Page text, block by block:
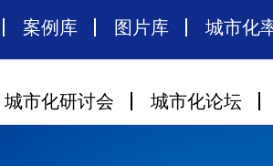
案例库 图片库 城市化
城市化研讨会 城市化论坛